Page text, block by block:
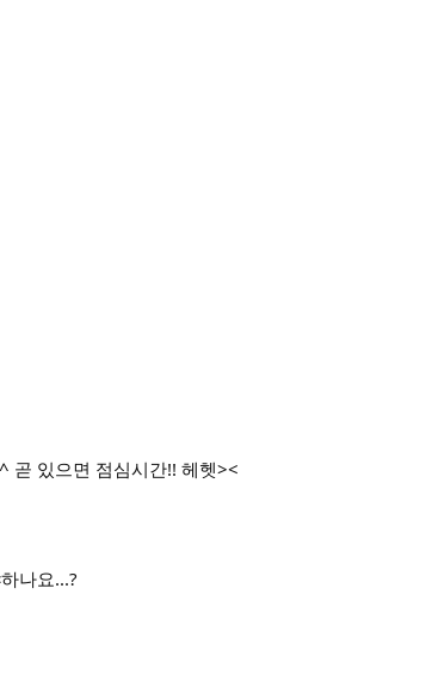
곧 있으면 점심시간!! 헤헷><
나요...?